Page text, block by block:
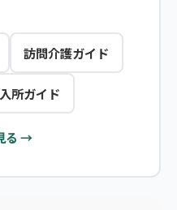
訪問介護ガイド
所ガイド
る →